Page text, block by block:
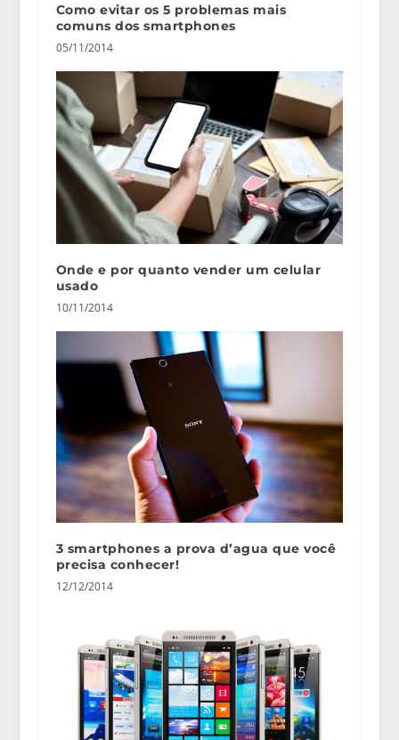
Como evitar os 5 problemas mais
comuns dos smartphones
05/11/2014
Onde e por quanto vender um celular
usado
10/11/2014
3 smartphones a prova d’agua que você
precisa conhecer!
12/12/2014